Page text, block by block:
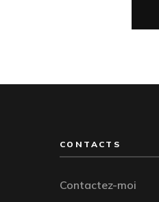
CONTACTS
Contactez-moi